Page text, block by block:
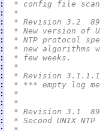
:
* config file
:
*
:
* Revision 3.2
:
* New version of
:
* NTP protocol
:
* new algorithms
:
* few weeks.
:
*
:
* Revision
:
* *** empty log
:
*
:
*
:
* Revision 3.1
:
* Second UNIX